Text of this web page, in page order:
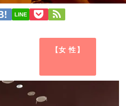
LINE
【女 性】